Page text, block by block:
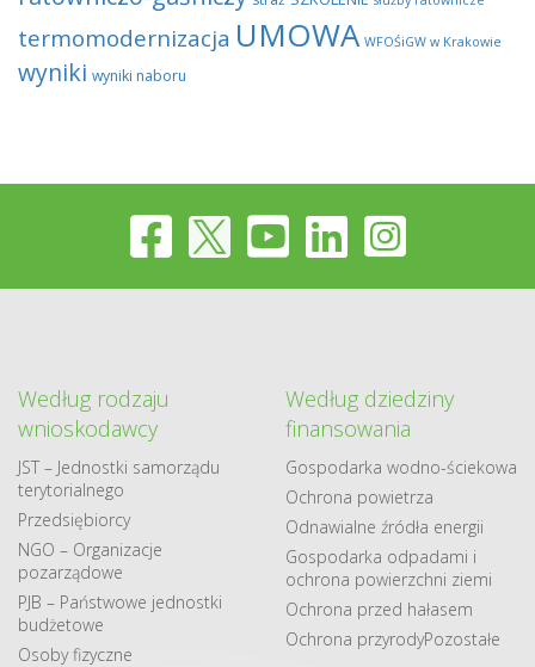
termomodernizacja UMOWA WFOŚiGW w Krakowie
wyniki wyniki naboru
Według rodzaju
wnioskodawcy
JST – Jednostki samorządu
terytorialnego
Przedsiębiorcy
NGO – Organizacje
pozarządowe
PJB – Państwowe jednostki
budżetowe
Osoby fizyczne
Według dziedziny
finansowania
Gospodarka​ wodno​-ściekowa
Ochrona powietrza
Odnawialne​ źródła​ energii
Gospodarka odpadami i
ochrona powierzchni ziemi
Ochrona przed hałasem
Ochrona przyrodyPozostałe